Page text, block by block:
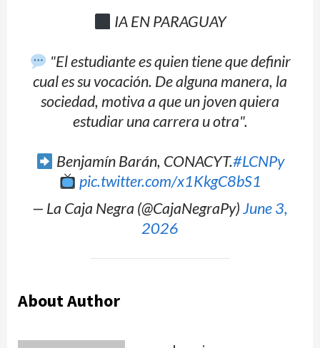
IA EN PARAGUAY
"El estudiante es quien tiene que definir
cual es su vocación. De alguna manera, la
sociedad, motiva a que un joven quiera
estudiar una carrera u otra".
Benjamín Barán, CONACYT.#LCNPy
pic.twitter.com/x1KkgC8bS1
— La Caja Negra (@CajaNegraPy)June 3,
2026
About Author